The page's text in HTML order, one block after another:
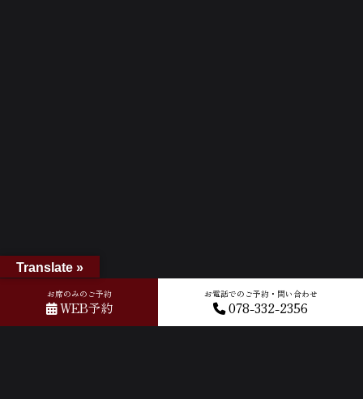
お席のみのご予約
WEB予約
お電話でのご予約・問い合わせ
078-332-2356
Translate »